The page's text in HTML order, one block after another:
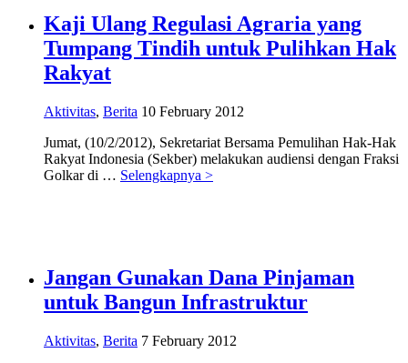
Kaji Ulang Regulasi Agraria yang
Tumpang Tindih untuk Pulihkan Hak
Rakyat
Aktivitas, Berita 10 February 2012
Jumat, (10/2/2012), Sekretariat Bersama Pemulihan Hak-Hak
Rakyat Indonesia (Sekber) melakukan audiensi dengan Fraksi
Golkar di … Selengkapnya >
Jangan Gunakan Dana Pinjaman
untuk Bangun Infrastruktur
Aktivitas, Berita 7 February 2012